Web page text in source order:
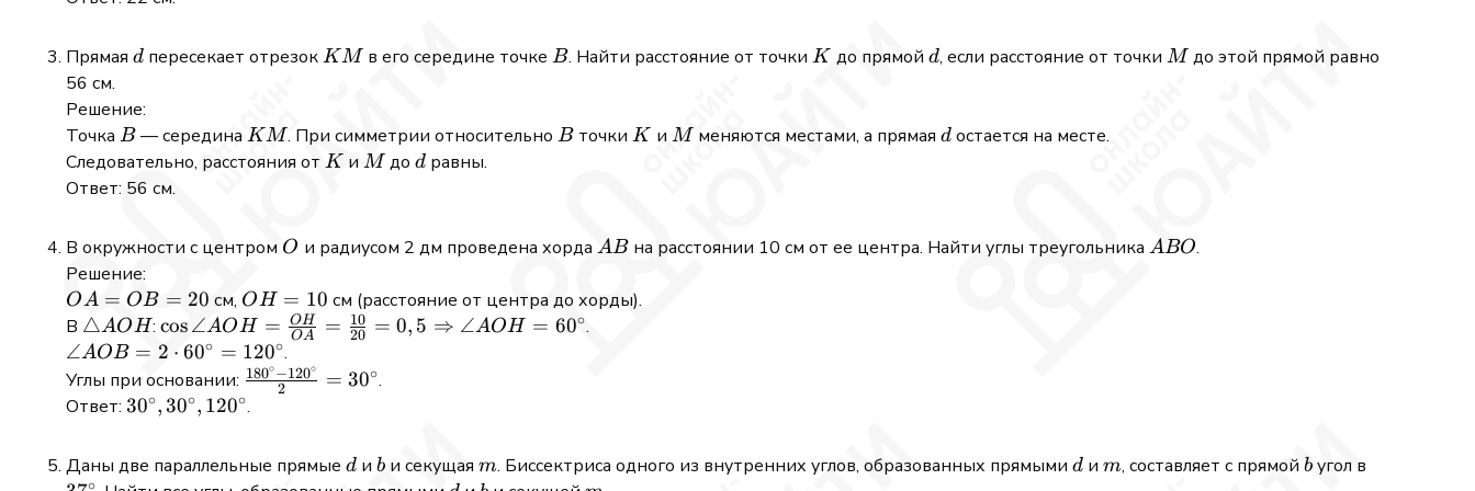
18
AB +
\frac{AC}
{2} = 11
2AB
2(11
-
AB)
Прямая d
d пересекает отрезокKM
KM в его середине точкеB
B. Найти расстояние от точкиK
K до прямой d
d, если расстояние от точки M
Mдо этой прямой равно
56 см.
Решение:
Точка B
B— серединаKM
KM. При симметрии относительноB
B точкиK
K иM
Mменяются местами, а прямая d
dостается на месте.
Следовательно, расстояния от K
K иM
M доd
d равны.
Ответ: 56 см.
В окружности с центром O
O и радиусом 2 дм проведена хорда AB
ABна расстоянии 10 см от ее центра. Найти углы треугольника ABO
ABO.
Решение:
OA
=
OB
=
20
OA = OB = 20 см, OH
=
10
OH = 10 см (расстояние от центра до хорды).
В \triangle
AOH
△AOH:\cos \angle
AOH =
\frac{OH}
{OA} =
\Rightarrow
cos∠AOH = OA
OH = 20
10 = 0, 5 ⇒ ∠AOH = 60∘.
\angle
AOB = 2
\cdot
=
120^{\circ}
∠AOB = 2 ⋅ 60∘ = 120∘.
Углы при основании: \frac{180^{\circ}
- 120^{\circ}}{2}
2
180∘−120∘ = 30∘.
Ответ: 30^{\circ},
120^{\circ}
30∘,30∘, 120∘.
Даны две параллельные прямые d
d и b
b и секущая m
m. Биссектриса одного из внутренних углов, образованных прямыми d
d и m
m, составляет с прямой b
b угол в
∘